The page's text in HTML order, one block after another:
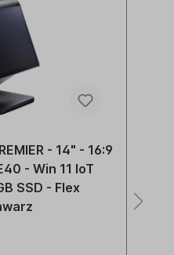
- 14" - 16:9
- Win 11 IoT
SSD - Flex